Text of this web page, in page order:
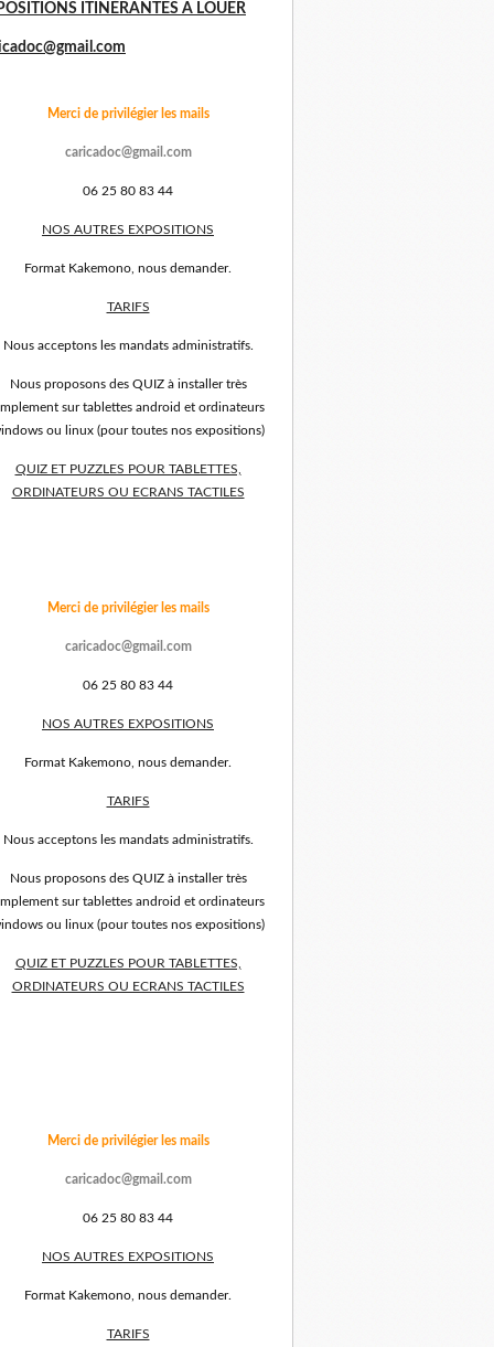
ITINÉRANTES A LOUER
Merci de privilégier les mails
caricadoc@gmail.com
06 25 80 83 44
NOS AUTRES EXPOSITIONS
Format Kakemono, nous demander.
TARIFS
Nous acceptons les mandats administratifs.
Nous proposons des QUIZ à installer très
sur tablettes android et ordinateurs
ou linux (pour toutes nos expositions)
QUIZ ET PUZZLES POUR TABLETTES,
ORDINATEURS OU ECRANS TACTILES
Merci de privilégier les mails
caricadoc@gmail.com
06 25 80 83 44
NOS AUTRES EXPOSITIONS
Format Kakemono, nous demander.
TARIFS
Nous acceptons les mandats administratifs.
Nous proposons des QUIZ à installer très
sur tablettes android et ordinateurs
ou linux (pour toutes nos expositions)
QUIZ ET PUZZLES POUR TABLETTES,
ORDINATEURS OU ECRANS TACTILES
Merci de privilégier les mails
caricadoc@gmail.com
06 25 80 83 44
NOS AUTRES EXPOSITIONS
Format Kakemono, nous demander.
TARIFS